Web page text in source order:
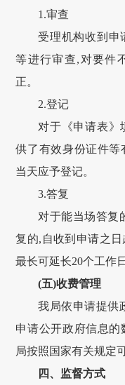
1.审查
受理机构收到申
等进行审查,对要件
正。
2.登记
对于《申请表》
供了有效身份证件等
当天应予登记。
3.答复
对于能当场答复
复的,自收到申请之
最长可延长20个工作
(五)收费管理
我局依申请提供
申请公开政府信息
局按照国家有关规定
四、监督方式